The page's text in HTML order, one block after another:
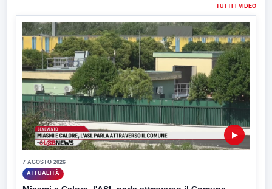
TUTTI I VIDEO
▶
7 AGOSTO 2026
ATTUALITÀ